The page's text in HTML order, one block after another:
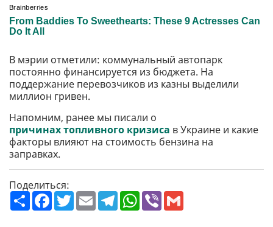
В мэрии отметили: коммунальный автопарк
постоянно финансируется из бюджета. На
поддержание перевозчиков из казны выделили
миллион гривен.
Напомним, ранее мы писали о
причинах топливного кризиса в Украине и какие
факторы влияют на стоимость бензина на
заправках.
Поделиться:
П
о
F
a
T
w
E
m
T
e
W
h
V